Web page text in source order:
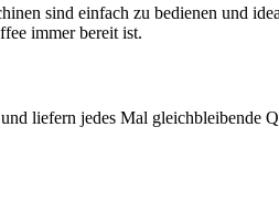
sind einfach zu bedienen und
immer bereit ist.
liefern jedes Mal gleichbleibende